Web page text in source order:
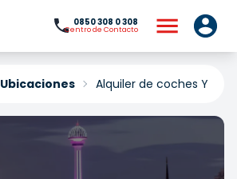
0850 308 0 308
Centro de Contacto
Ubicaciones Alquiler de coches